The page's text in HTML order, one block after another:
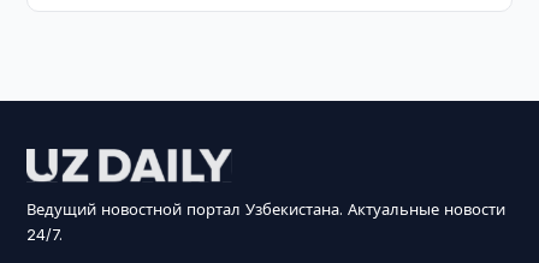
Ведущий новостной портал Узбекистана. Актуальные новости
24/7.